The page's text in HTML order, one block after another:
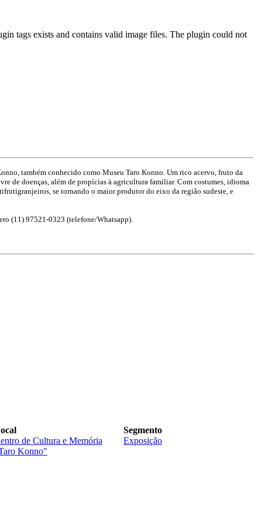
tags exists and contains valid image files. The plugin could not
também conhecido como Museu Taro Konno. Um rico acervo, fruto da
de doenças, além de propícias à agricultura familiar. Com costumes, idioma
se tornando o maior produtor do eixo da região sudeste, e
(11) 97521-0323 (telefone/Whatsapp).
Segmento
de Cultura e Memória
Konno"
Exposição